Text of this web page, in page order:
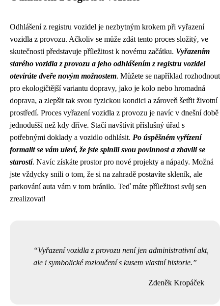
Odhlášení z registru vozidel je nezbytným krokem při vyřazení
vozidla z provozu. Ačkoliv se může zdát tento proces složitý, ve
skutečnosti představuje příležitost k novému začátku. Vyřazením
starého vozidla z provozu a jeho odhlášením z registru vozidel
otevíráte dveře novým možnostem. Můžete se například rozhodnout
pro ekologičtější variantu dopravy, jako je kolo nebo hromadná
doprava, a zlepšit tak svou fyzickou kondici a zároveň šetřit životní
prostředí. Proces vyřazení vozidla z provozu je navíc v dnešní době
jednodušší než kdy dříve. Stačí navštívit příslušný úřad s
potřebnými doklady a vozidlo odhlásit. Po úspěšném vyřízení
formalit se vám uleví, že jste splnili svou povinnost a zbavili se
starostí. Navíc získáte prostor pro nové projekty a nápady. Možná
jste vždycky snili o tom, že si na zahradě postavíte skleník, ale
parkování auta vám v tom bránilo. Teď máte příležitost svůj sen
zrealizovat!
Vyřazení vozidla z provozu není jen administrativní akt,
ale i symbolické rozloučení s kusem vlastní historie.
Zdeněk Kropáček